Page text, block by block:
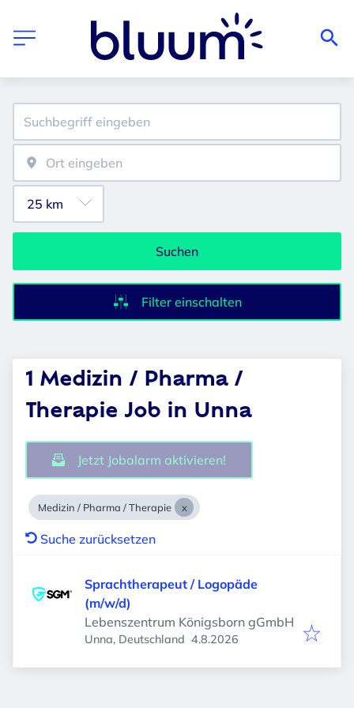
Suchen
Filter einschalten
1 Medizin / Pharma /
Therapie Job in Unna
Jetzt Jobalarm aktivieren!
Medizin / Pharma / Therapie
Suche zurücksetzen
Sprachtherapeut / Logopäde
(m/w/d)
Lebenszentrum Königsborn gGmbH
Unna, Deutschland Veröffentlicht
4.8.2026